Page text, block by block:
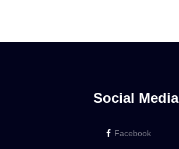
Social Media
Facebook